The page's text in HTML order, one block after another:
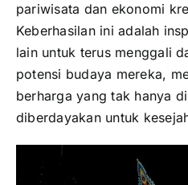
pariwisata dan ekonomi
Keberhasilan ini adalah
lain untuk terus menggali
potensi budaya mereka,
berharga yang tak hanya
diberdayakan untuk